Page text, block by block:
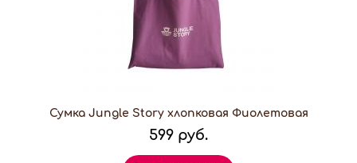
Сумка Jungle Story хлопковая Фиолетовая
599 руб.